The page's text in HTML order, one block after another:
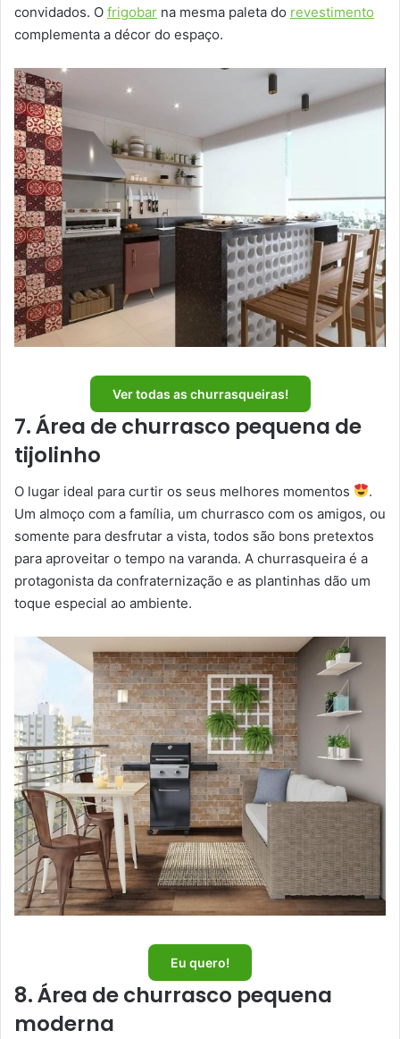
convidados. O frigobar na mesma paleta do revestimento
complementa a décor do espaço.
Ver todas as churrasqueiras!
7. Área de churrasco pequena de
tijolinho
O lugar ideal para curtir os seus melhores momentos
.
Um almoço com a família, um churrasco com os amigos, ou
somente para desfrutar a vista, todos são bons pretextos
para aproveitar o tempo na varanda. A churrasqueira é a
protagonista da confraternização e as plantinhas dão um
toque especial ao ambiente.
Eu quero!
8. Área de churrasco pequena
moderna